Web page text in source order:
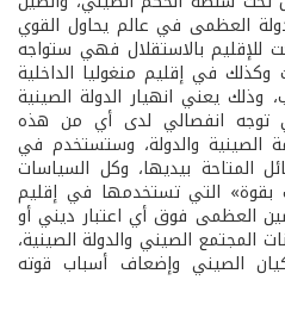
الدولة العظمى في عالم يحاول القوي
بالاستقلال فهي ستواجه
في إقليم منغوليا الداخلية
وذلك يعني انهيار الدولة الصينية
توجه انفصالي لدى أي من هذه
الصينية والدولة، وستستخدم في
المتاحة بيديها، وكل السياسات
بقوة» التي تستخدمها في إقليم
العظمى فوق أي اعتبار ديني أو
الصيني والدولة الصينية،
الصيني وإضعاف أسباب قوته